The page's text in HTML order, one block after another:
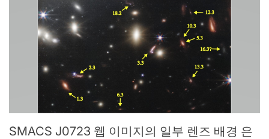
SMACS J0723 웹 이미지의 일부 렌즈 배경 은